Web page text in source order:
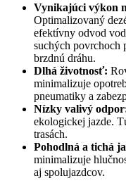
Vynikajúci výkon
Optimalizovaný
efektívny odvod
suchých povrchoch
brzdnú dráhu.
Dlhá životnosť:
minimalizuje
pneumatiky a
Nízky valivý
ekologickej jazde.
trasách.
Pohodlná a tichá
minimalizuje
aj spolujazdcov.